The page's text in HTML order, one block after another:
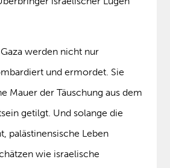
werden nicht nur
und ermordet. Sie
Mauer der Täuschung aus dem
getilgt. Und solange die
palästinensische Leben
wie israelische